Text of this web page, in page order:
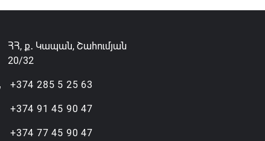
ՀՀ, ք․ Կապան, Շահումյան
20/32
+374 285 5 25 63
+374 91 45 90 47
+374 77 45 90 47